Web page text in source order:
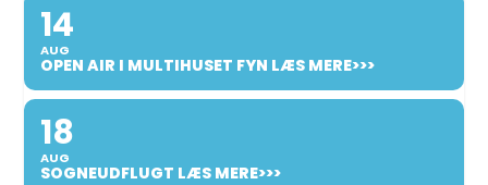
14
AUG
OPEN AIR I MULTIHUSET FYN LÆS MERE>>>
18
AUG
SOGNEUDFLUGT LÆS MERE>>>